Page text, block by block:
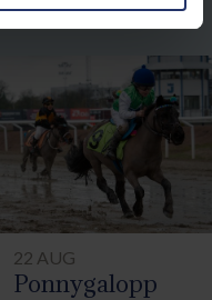
22 AUG
Ponnygalopp